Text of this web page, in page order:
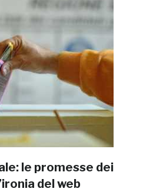
le promesse dei
del web